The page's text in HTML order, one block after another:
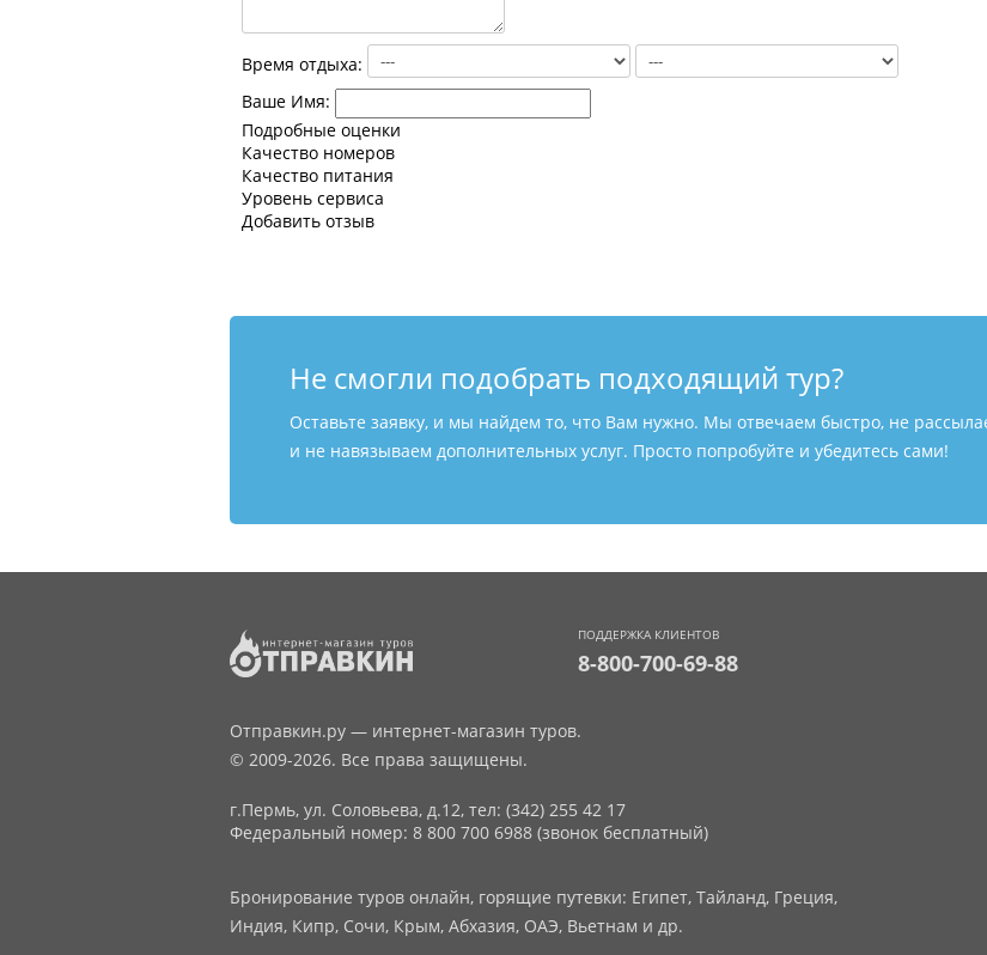
Время отдыха:
Ваше Имя:
Подробные оценки
Качество номеров
Качество питания
Уровень сервиса
Добавить отзыв
Не смогли подобрать подходящий тур?
Оставьте заявку, и мы найдем то, что Вам нужно. Мы отвечаем быстро, не
и не навязываем дополнительных услуг. Просто попробуйте и убедитесь сами!
ПОДДЕРЖКА КЛИЕНТОВ
8-800-700-69-88
Отправкин.ру — интернет-магазин туров.
© 2009-2026. Все права защищены.
г.Пермь, ул. Соловьева, д.12, тел: (342) 255 42 17
Федеральный номер: 8 800 700 6988 (звонок бесплатный)
Бронирование туров онлайн, горящие путевки: Египет, Тайланд, Греция,
Индия, Кипр, Сочи, Крым, Абхазия, ОАЭ, Вьетнам и др.